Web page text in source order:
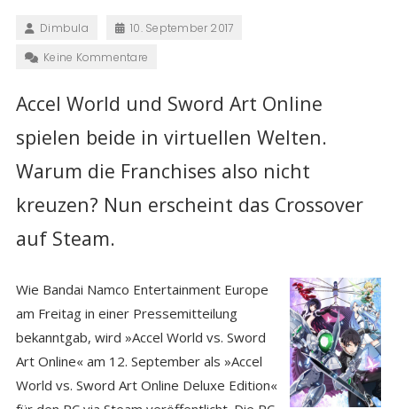
Dimbula
10. September 2017
Keine Kommentare
Accel World und Sword Art Online
spielen beide in virtuellen Welten.
Warum die Franchises also nicht
kreuzen? Nun erscheint das Crossover
auf Steam.
Wie Bandai Namco Entertainment Europe
am Freitag in einer Pressemitteilung
bekanntgab, wird »Accel World vs. Sword
Art Online« am 12. September als »Accel
World vs. Sword Art Online Deluxe Edition«